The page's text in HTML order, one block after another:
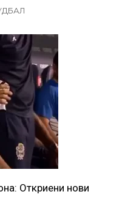
Откриени нови